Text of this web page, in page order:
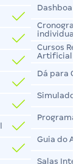
Cursos
Artificial
Dá para
Simulados
Programa
Guia do
Salas